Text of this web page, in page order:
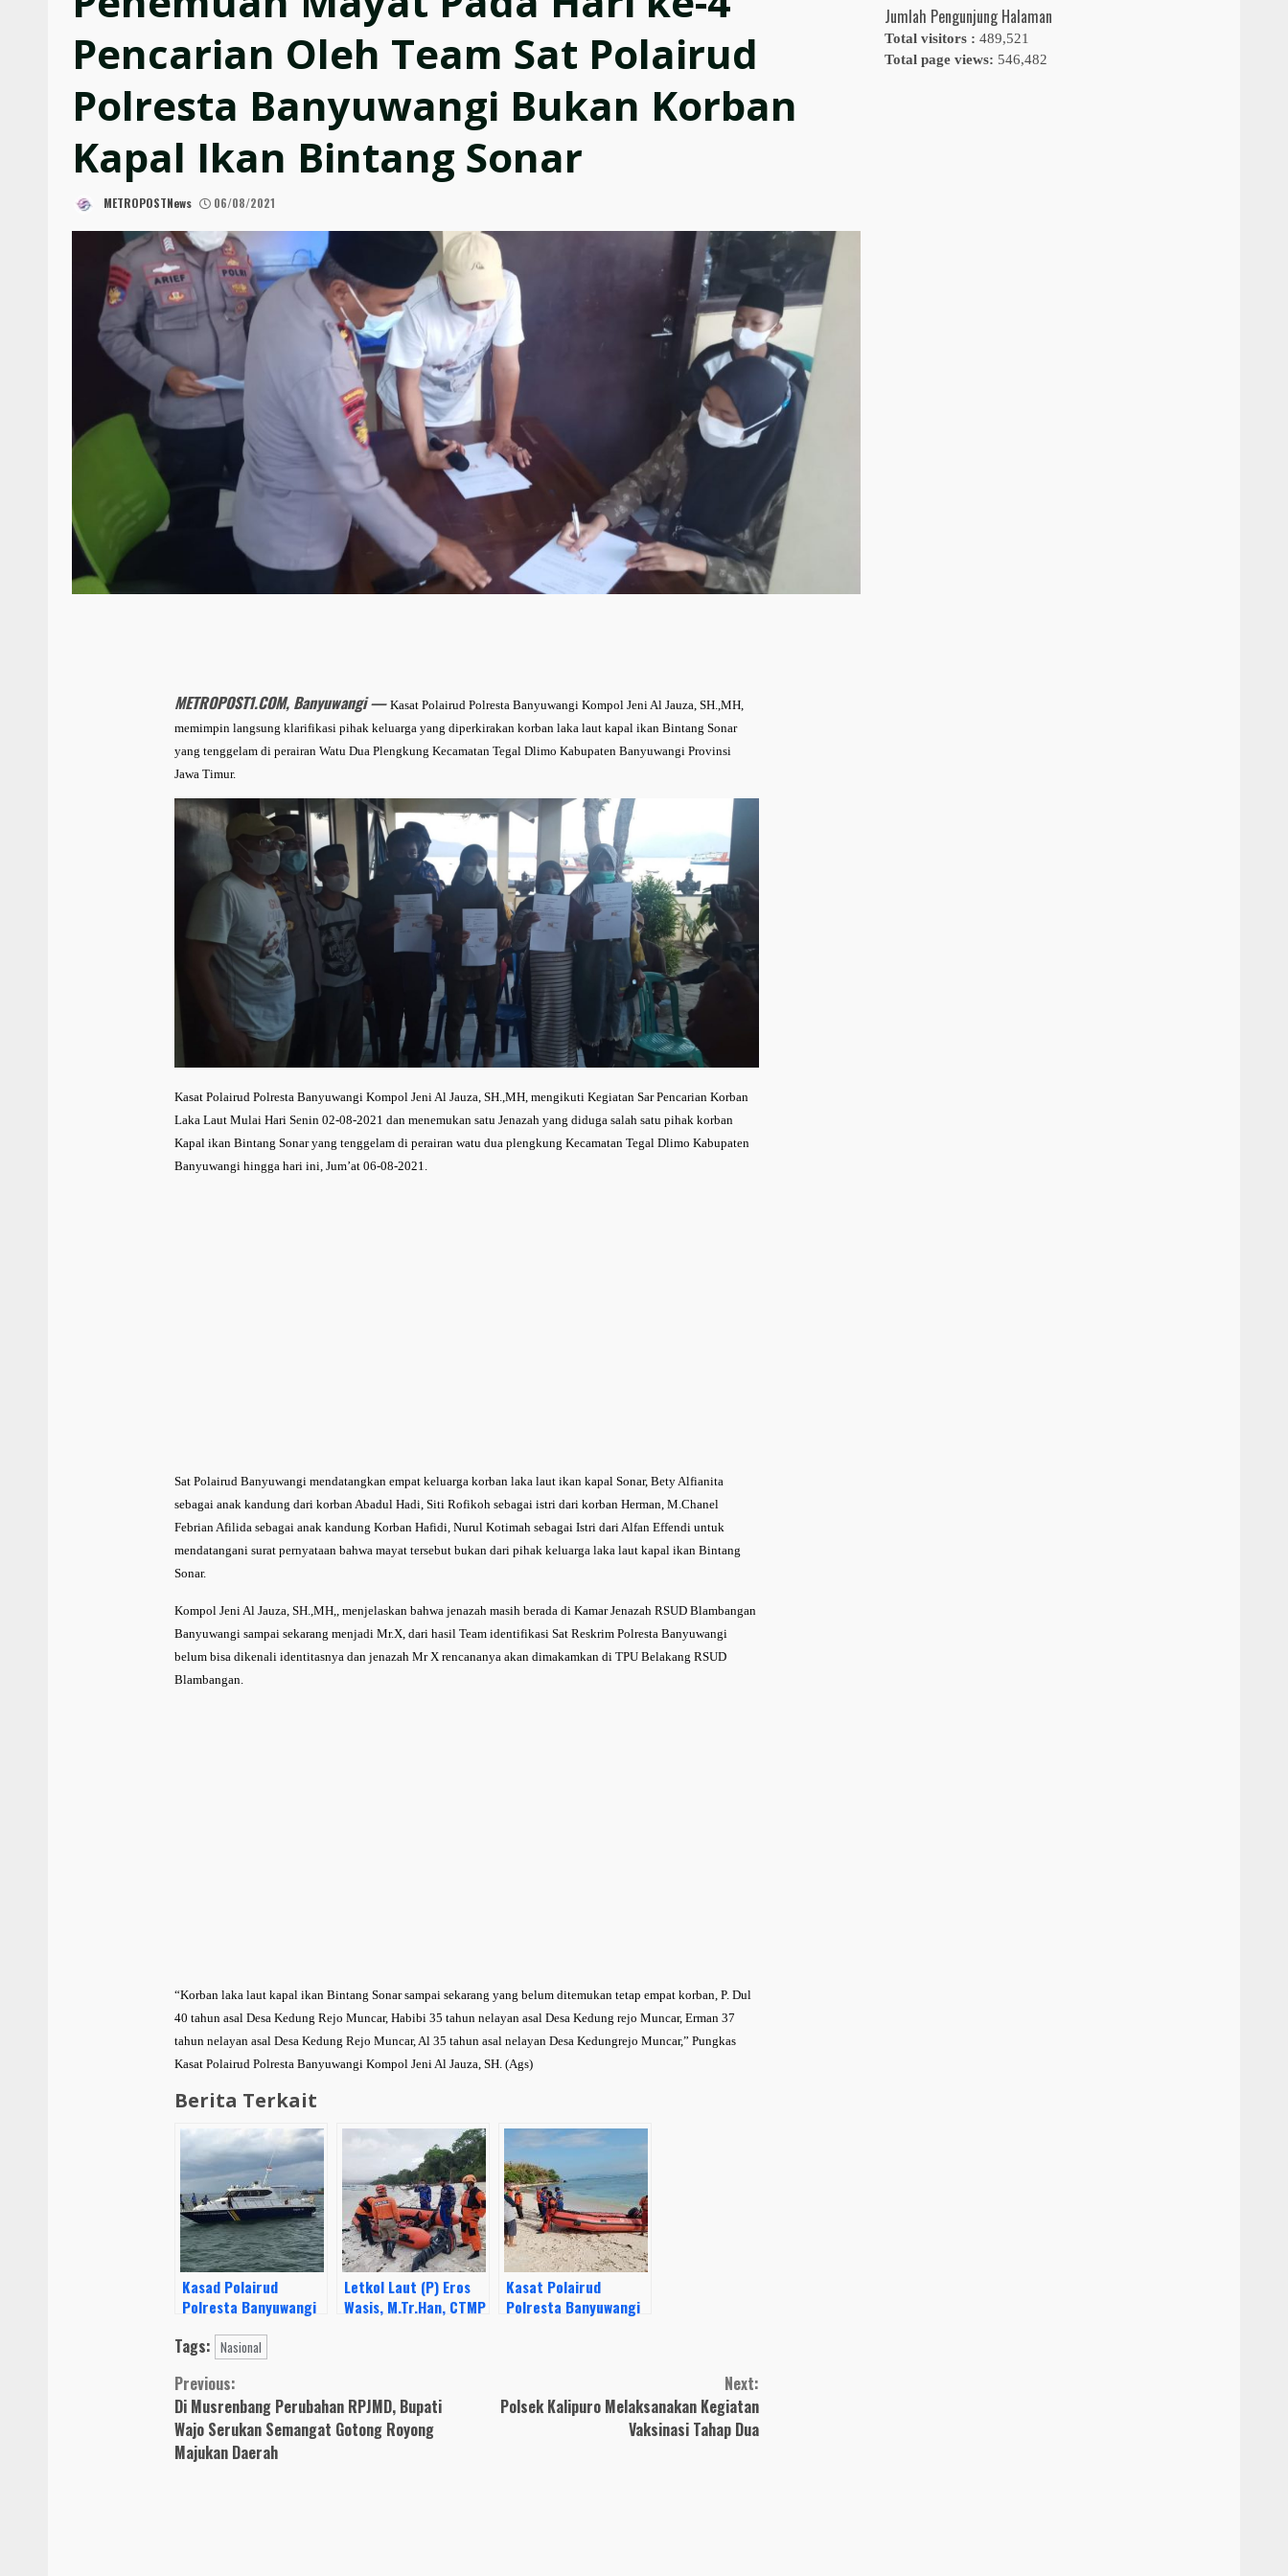
Pencarian Oleh Team Sat Polairud
Polresta Banyuwangi Bukan Korban
Kapal Ikan Bintang Sonar
METROPOSTNews 06/08/2021
METROPOST1.COM, Banyuwangi — Kasat Polairud Polresta Banyuwangi Kompol Jeni Al Jauza, SH.,MH,
memimpin langsung klarifikasi pihak keluarga yang diperkirakan korban laka laut kapal ikan Bintang Sonar
yang tenggelam di perairan Watu Dua Plengkung Kecamatan Tegal Dlimo Kabupaten Banyuwangi Provinsi
Jawa Timur.
Kasat Polairud Polresta Banyuwangi Kompol Jeni Al Jauza, SH.,MH, mengikuti Kegiatan Sar Pencarian Korban
Laka Laut Mulai Hari Senin 02-08-2021 dan menemukan satu Jenazah yang diduga salah satu pihak korban
Kapal ikan Bintang Sonar yang tenggelam di perairan watu dua plengkung Kecamatan Tegal Dlimo Kabupaten
Banyuwangi hingga hari ini, Jum’at 06-08-2021.
Sat Polairud Banyuwangi mendatangkan empat keluarga korban laka laut ikan kapal Sonar, Bety Alfianita
sebagai anak kandung dari korban Abadul Hadi, Siti Rofikoh sebagai istri dari korban Herman, M.Chanel
Febrian Afilida sebagai anak kandung Korban Hafidi, Nurul Kotimah sebagai Istri dari Alfan Effendi untuk
mendatangani surat pernyataan bahwa mayat tersebut bukan dari pihak keluarga laka laut kapal ikan Bintang
Sonar.
Kompol Jeni Al Jauza, SH.,MH,, menjelaskan bahwa jenazah masih berada di Kamar Jenazah RSUD Blambangan
Banyuwangi sampai sekarang menjadi Mr.X, dari hasil Team identifikasi Sat Reskrim Polresta Banyuwangi
belum bisa dikenali identitasnya dan jenazah Mr X rencananya akan dimakamkan di TPU Belakang RSUD
Blambangan.
“Korban laka laut kapal ikan Bintang Sonar sampai sekarang yang belum ditemukan tetap empat korban, P. Dul
40 tahun asal Desa Kedung Rejo Muncar, Habibi 35 tahun nelayan asal Desa Kedung rejo Muncar, Erman 37
tahun nelayan asal Desa Kedung Rejo Muncar, Al 35 tahun asal nelayan Desa Kedungrejo Muncar,” Pungkas
Kasat Polairud Polresta Banyuwangi Kompol Jeni Al Jauza, SH. (Ags)
Berita Terkait
Kasad Polairud
Polresta Banyuwangi
SAR Hari Ke-2 Laka
Tenggelam
Letkol Laut (P) Eros
Wasis, M.Tr.Han, CTMP
Sonar
Kasat Polairud
Polresta Banyuwangi
Tags: Nasional
Continue
Reading
Previous:
Di Musrenbang Perubahan RPJMD, Bupati
Wajo Serukan Semangat Gotong Royong
Majukan Daerah
Next:
Polsek Kalipuro Melaksanakan Kegiatan
Vaksinasi Tahap Dua
Jumlah Pengunjung Halaman
Total visitors :489,521
Total page views: 546,482